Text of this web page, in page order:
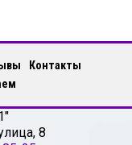
Контакты
8